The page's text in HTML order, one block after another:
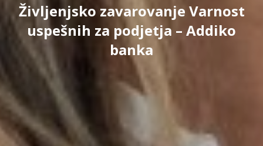
Življenjsko zavarovanje Varnost
uspešnih za podjetja – Addiko
banka